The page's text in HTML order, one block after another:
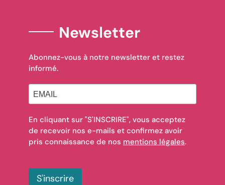
Newsletter
Abonnez-vous à notre newsletter et restez
informé.
En cliquant sur "S'INSCRIRE", vous acceptez
de recevoir nos e-mails et confirmez avoir
pris connaissance de nos mentions légales.
S'inscrire